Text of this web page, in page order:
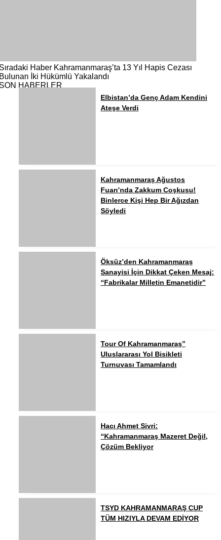
Haber Kahramanmaraş’ta 13 Yıl Hapis Cezası
İki Hükümlü Yakalandı
HABERLER
Elbistan’da Genç Adam Kendini
Ateşe Verdi
Kahramanmaraş Ağustos
Fuarı’nda Zakkum Coşkusu!
Binlerce Kişi Hep Bir Ağızdan
Söyledi
Öksüz’den Kahramanmaraş
Sanayisi İçin Dikkat Çeken Mesaj:
“Fabrikalar Milletin Emanetidir”
Tour Of Kahramanmaraş”
Uluslararası Yol Bisikleti
Turnuvası Tamamlandı
Hacı Ahmet Sivri:
“Kahramanmaraş Mazeret Değil,
Çözüm Bekliyor
TSYD KAHRAMANMARAŞ CUP
TÜM HIZIYLA DEVAM EDİYOR